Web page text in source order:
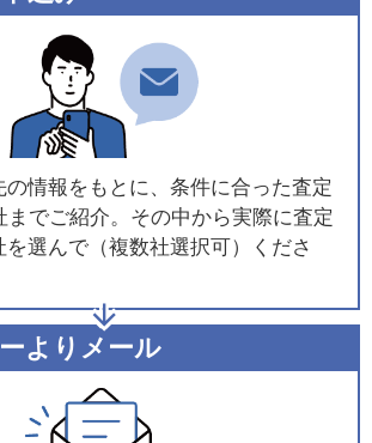
の情報をもとに、条件に合った査定
までご紹介。その中から実際に査定
を選んで（複数社選択可）くださ
よりメール